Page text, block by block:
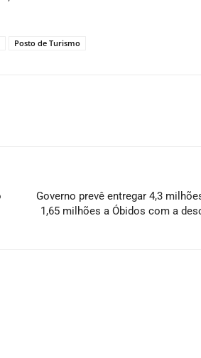
Posto de Turismo
Governo prevê entregar 4,3
1,65 milhões a Óbidos com a